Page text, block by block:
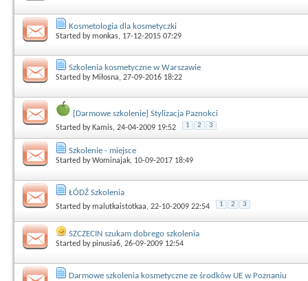
Kosmetologia dla kosmetyczki
Started bymonkas, 17-12-2015 07:29
Szkolenia kosmetyczne w Warszawie
Started by Miłosna, 27-09-2016 18:22
[Darmowe szkolenie] Stylizacja Paznokci
Started by Kamis, 24-04-2009 19:52 1 2 3
Szkolenie - miejsce
Started byWominajak, 10-09-2017 18:49
ŁÓDŹ Szkolenia
Started bymalutkaistotkaa, 22-10-2009 22:54 1 2 3
SZCZECIN szukam dobrego szkolenia
Started bypinusia6, 26-09-2009 12:54
Darmowe szkolenia kosmetyczne ze środków UE w Poznaniu